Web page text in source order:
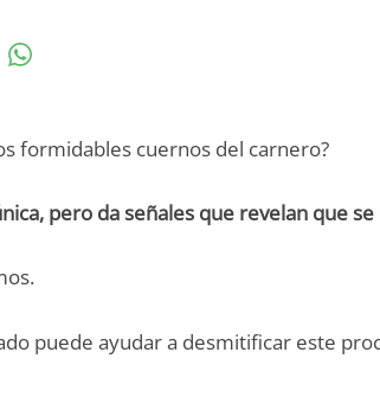
formidables cuernos del carnero?
pero da señales que revelan que
puede ayudar a desmitificar este